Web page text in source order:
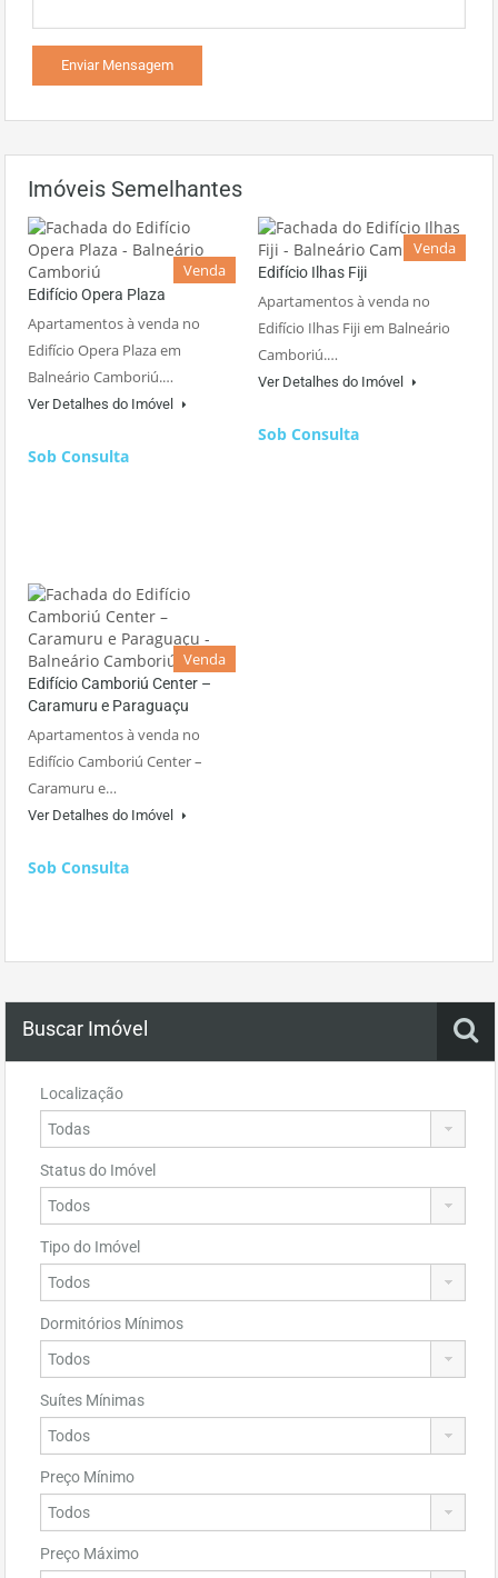
Imóveis Semelhantes
Venda
Edifício Opera Plaza
Apartamentos à venda no
Edifício Opera Plaza em
Balneário Camboriú.…
Ver Detalhes do Imóvel
Sob Consulta
Venda
Edifício Ilhas Fiji
Apartamentos à venda no
Edifício Ilhas Fiji em Balneário
Camboriú.…
Ver Detalhes do Imóvel
Sob Consulta
Venda
Edifício Camboriú Center –
Caramuru e Paraguaçu
Apartamentos à venda no
Edifício Camboriú Center –
Caramuru e…
Ver Detalhes do Imóvel
Sob Consulta
Buscar Imóvel
Localização
Status do Imóvel
Tipo do Imóvel
Dormitórios Mínimos
Suítes Mínimas
Preço Mínimo
Preço Máximo